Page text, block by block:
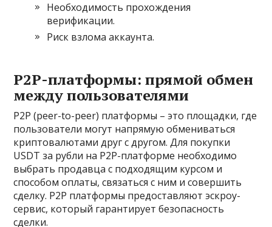
Необходимость прохождения
верификации.
Риск взлома аккаунта.
P2P-платформы: прямой обмен
между пользователями
P2P (peer-to-peer) платформы – это площадки, где
пользователи могут напрямую обмениваться
криптовалютами друг с другом. Для покупки
USDT за рубли на P2P-платформе необходимо
выбрать продавца с подходящим курсом и
способом оплаты, связаться с ним и совершить
сделку. P2P платформы предоставляют эскроу-
сервис, который гарантирует безопасность
сделки.